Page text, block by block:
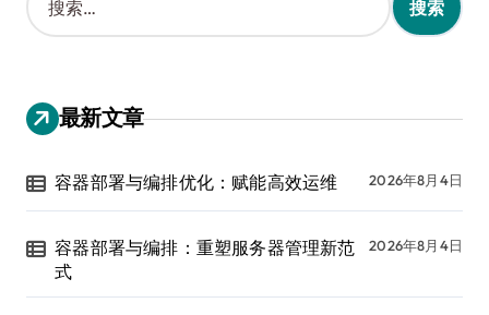
索
：
最新文章
容器部署与编排优化：赋能高效运维 2026年8月4日
容器部署与编排：重塑服务器管理新范
式
2026年8月4日